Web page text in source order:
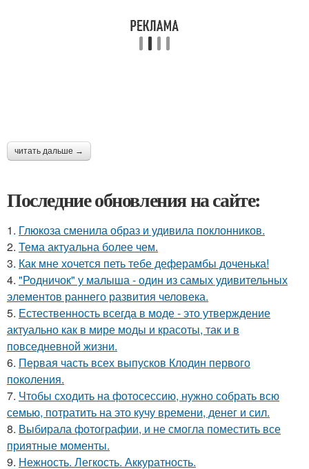
читать дальше →
Последние обновления на сайте:
1. Глюкоза сменила образ и удивила поклонников.
2. Тема актуальна более чем.
3. Как мне хочется петь тебе деферамбы доченька!
4. "Родничок" у малыша - один из самых удивительных
элементов раннего развития человека.
5. Естественность всегда в моде - это утверждение
актуально как в мире моды и красоты, так и в
повседневной жизни.
6. Первая часть всех выпусков Клодин первого
поколения.
7. Чтобы сходить на фотосессию, нужно собрать всю
семью, потратить на это кучу времени, денег и сил.
8. Выбирала фотографии, и не смогла поместить все
приятные моменты.
9. Нежность. Легкость. Аккуратность.